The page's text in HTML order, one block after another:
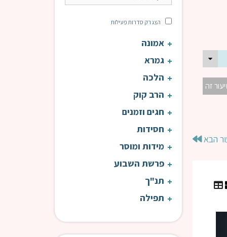
זה
הבא
עקבי הצאן | הרב טוויל
הצג רק סדרות פעילות
אמונה
גמרא
הלכה
הרב קוק
חגים וזמנים
חסידות
מידות ומוסר
פרשת השבוע
תנ"ך
תפילה